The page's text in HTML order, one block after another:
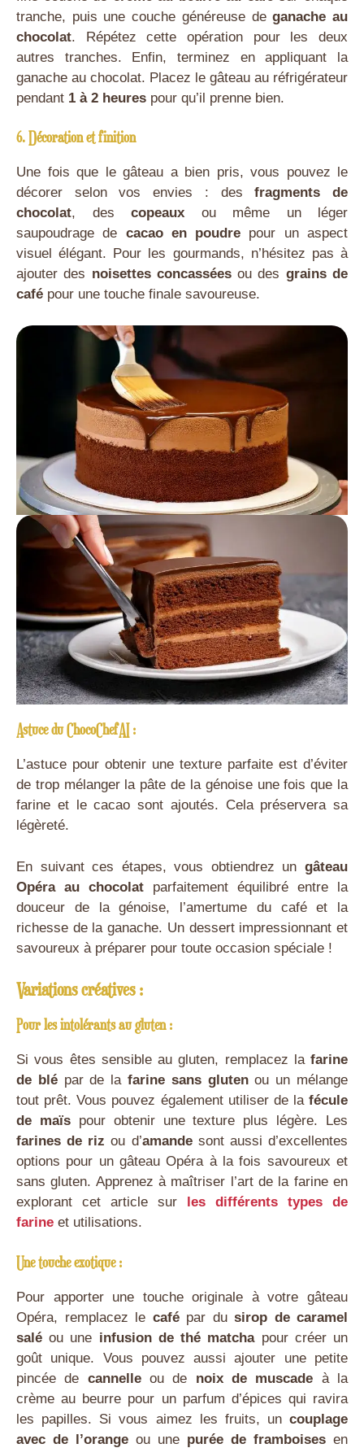
tranche, puis une couche généreuse deganache au
chocolat. Répétez cette opération pour les deux
autres tranches. Enfin, terminez en appliquant la
ganache au chocolat. Placez le gâteau au réfrigérateur
pendant 1 à 2 heures pour qu’il prenne bien.
6. Décoration et finition
Une fois que le gâteau a bien pris, vous pouvez le
décorer selon vos envies : desfragments de
chocolat, des copeaux ou même un léger
saupoudrage de cacao en poudre pour un aspect
visuel élégant. Pour les gourmands, n’hésitez pas à
ajouter des noisettes concasséesou des grains de
café pour une touche finale savoureuse.
Astuce du ChocoChefAI :
L’astuce pour obtenir une texture parfaite est d’éviter
de trop mélanger la pâte de la génoise une fois que la
farine et le cacao sont ajoutés. Cela préservera sa
légèreté.
En suivant ces étapes, vous obtiendrez un gâteau
Opéra au chocolat parfaitement équilibré entre la
douceur de la génoise, l’amertume du café et la
richesse de la ganache. Un dessert impressionnant et
savoureux à préparer pour toute occasion spéciale !
Variations créatives :
Pour les intolérants au gluten :
Si vous êtes sensible au gluten, remplacez la farine
de blépar de lafarine sans glutenou un mélange
tout prêt. Vous pouvez également utiliser de la fécule
de maïspour obtenir une texture plus légère. Les
farines de riz ou d’amandesont aussi d’excellentes
options pour un gâteau Opéra à la fois savoureux et
sans gluten. Apprenez à maîtriser l’art de la farine en
explorant cet article sur les différents types de
farine et utilisations.
Une touche exotique :
Pour apporter une touche originale à votre gâteau
Opéra, remplacez le cafépar du sirop de caramel
salé ou une infusion de thé matchapour créer un
goût unique. Vous pouvez aussi ajouter une petite
pincée de cannelleou de noix de muscade à la
crème au beurre pour un parfum d’épices qui ravira
les papilles. Si vous aimez les fruits, un couplage
avec de l’orange ou une purée de framboises en